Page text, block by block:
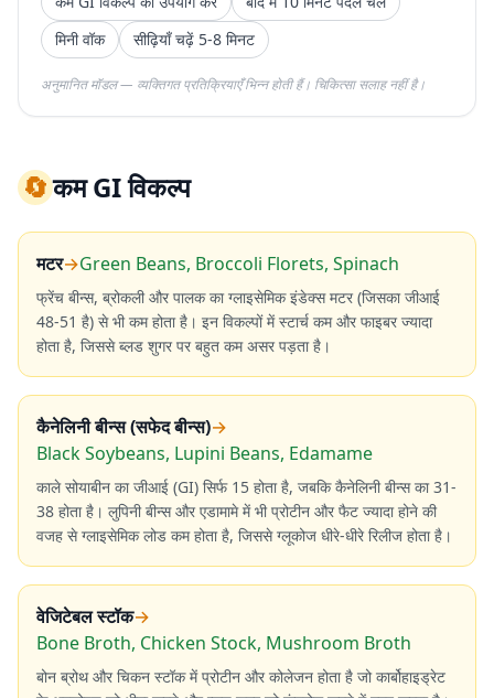
मिनी वॉक
सीढ़ियाँ चढ़ें 5-8 मिनट
अनुमानित मॉडल — व्यक्तिगत प्रतिक्रियाएँ भिन्न होती हैं। चिकित्सा सलाह नहीं है।
🔄कम GI विकल्प
मटर→Green Beans, Broccoli Florets, Spinach
फ्रेंच बीन्स, ब्रोकली और पालक का ग्लाइसेमिक इंडेक्स मटर (जिसका जीआई
48-51 है) से भी कम होता है। इन विकल्पों में स्टार्च कम और फाइबर ज्यादा
होता है, जिससे ब्लड शुगर पर बहुत कम असर पड़ता है।
कैनेलिनी बीन्स (सफेद बीन्स)→
Black Soybeans, Lupini Beans, Edamame
काले सोयाबीन का जीआई (GI) सिर्फ 15 होता है, जबकि कैनेलिनी बीन्स का 31-
38 होता है। लुपिनी बीन्स और एडामामे में भी प्रोटीन और फैट ज्यादा होने की
वजह से ग्लाइसेमिक लोड कम होता है, जिससे ग्लूकोज धीरे-धीरे रिलीज होता है।
वेजिटेबल स्टॉक→
Bone Broth, Chicken Stock, Mushroom Broth
बोन ब्रोथ और चिकन स्टॉक में प्रोटीन और कोलेजन होता है जो कार्बोहाइड्रेट